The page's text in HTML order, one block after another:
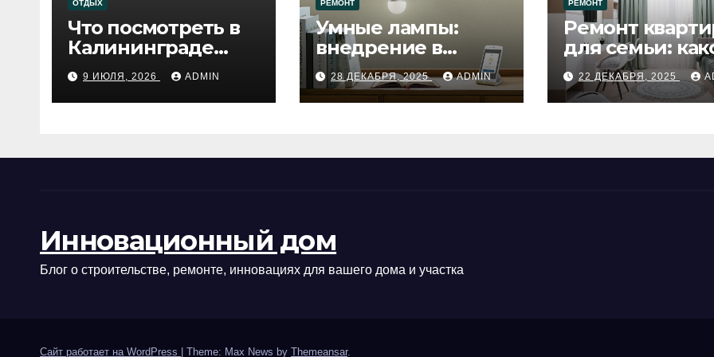
ОТДЫХ
Что посмотреть в
Калининграде
сегодня:
путеводитель по
самому западному
9 ИЮЛЯ, 2026 ADMIN
РЕМОНТ
Умные лампы:
внедрение в
процесс ремонта
28 ДЕКАБРЯ, 2025 ADMIN
РЕМОНТ
Ремонт
для семьи:
будет удобен
22 ДЕКАБРЯ, 2025
Инновационный дом
Блог о строительстве, ремонте, инновациях для вашего дома и участка
Сайт работает на WordPress Theme: Max News by Themeansar.